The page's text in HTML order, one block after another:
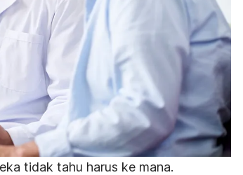
tidak tahu harus ke mana.